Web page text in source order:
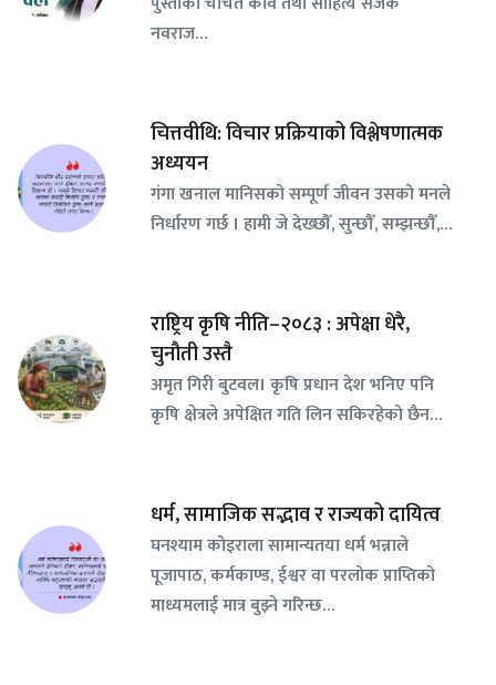
नवराज…
चित्तवीथि: विचार प्रक्रियाको विश्लेषणात्मक
अध्ययन
गंगा खनाल मानिसको सम्पूर्ण जीवन उसको मनले
निर्धारण गर्छ । हामी जे देख्छौँ, सुन्छौँ, सम्झन्छौँ,…
राष्ट्रिय कृषि नीति–२०८३ : अपेक्षा धेरै,
चुनौती उस्तै
अमृत गिरी बुटवल। कृषि प्रधान देश भनिए पनि
कृषि क्षेत्रले अपेक्षित गति लिन सकिरहेको छैन…
धर्म, सामाजिक सद्भाव र राज्यको दायित्व
घनश्याम कोइराला सामान्यतया धर्म भन्नाले
पूजापाठ, कर्मकाण्ड, ईश्वर वा परलोक प्राप्तिको
माध्यमलाई मात्र बुझ्ने गरिन्छ…